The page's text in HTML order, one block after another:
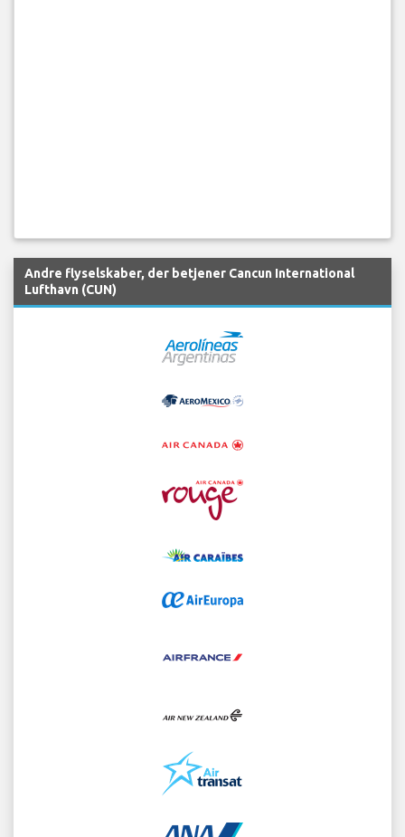
Andre flyselskaber, der betjener Cancun International
Lufthavn (CUN)